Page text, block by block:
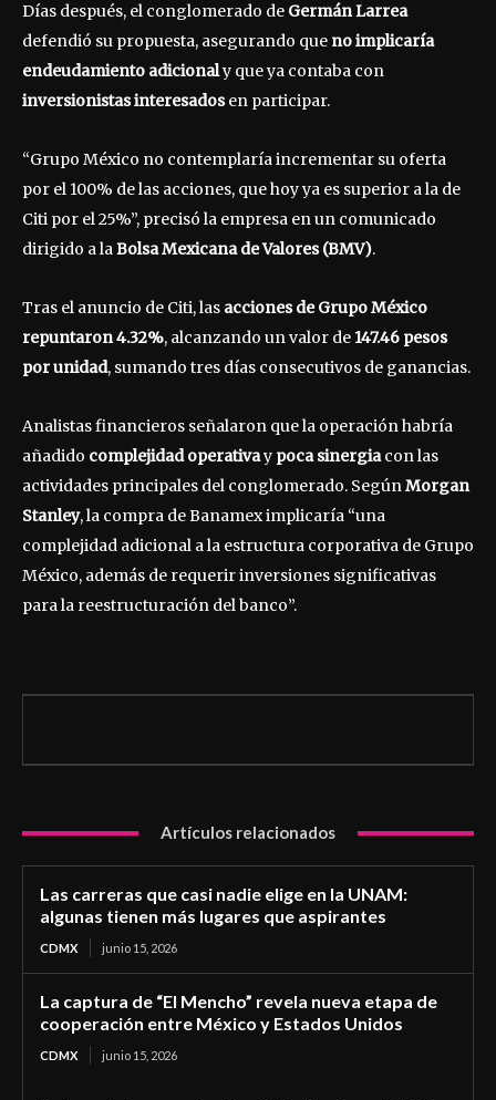
Días después, el conglomerado de Germán Larrea
defendió su propuesta, asegurando que no implicaría
endeudamiento adicionaly que ya contaba con
inversionistas interesadosen participar.
“Grupo México no contemplaría incrementar su oferta
por el 100% de las acciones, que hoy ya es superior a la de
Citi por el 25%”, precisó la empresa en un comunicado
dirigido a laBolsa Mexicana de Valores (BMV).
Tras el anuncio de Citi, las acciones de Grupo México
repuntaron 4.32%, alcanzando un valor de 147.46 pesos
por unidad, sumando tres días consecutivos de ganancias.
Analistas financieros señalaron que la operación habría
añadido complejidad operativay poca sinergiacon las
actividades principales del conglomerado. SegúnMorgan
Stanley, la compra de Banamex implicaría “una
complejidad adicional a la estructura corporativa de Grupo
México, además de requerir inversiones significativas
para la reestructuración del banco”.
Artículos relacionados
Las carreras que casi nadie elige en la UNAM:
algunas tienen más lugares que aspirantes
CDMX junio 15, 2026
La captura de “El Mencho” revela nueva etapa de
cooperación entre México y Estados Unidos
CDMX junio 15, 2026